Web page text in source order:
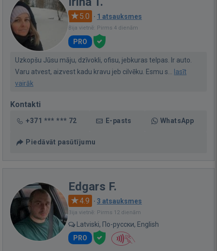
5.0 · 1 atsauksmes
Bija vietnē: Pirms 4 dienām
PRO
Uzkopšu Jūsu māju, dzīvokli, ofisu, jebkuras telpas. Ir auto.
Varu atvest, aizvest kadu kravu jeb cilvēku. Esmu s... lasīt
vairāk
Kontakti
+371 *** *** 72 E-pasts WhatsApp
Piedāvāt pasūtījumu
Edgars F.
4.9 · 3 atsauksmes
Bija vietnē: Pirms 12 dienām
Latviski, По-русски, English
PRO